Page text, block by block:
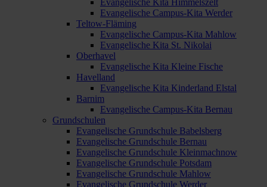
Evangelische Campus-Kita Werder
Teltow-Fläming
Evangelische Campus-Kita Mahlow
Evangelische Kita St. Nikolai
Oberhavel
Evangelische Kita Kleine Fische
Havelland
Evangelische Kita Kinderland Elstal
Barnim
Evangelische Campus-Kita Bernau
Grundschulen
Evangelische Grundschule Babelsberg
Evangelische Grundschule Bernau
Evangelische Grundschule Kleinmachnow
Evangelische Grundschule Potsdam
Evangelische Grundschule Mahlow
Evangelische Grundschule Werder